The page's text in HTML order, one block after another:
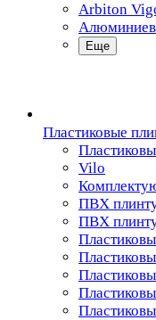
Arbiton
Еще
Пластиковые
Vilo
ПВХ
ПВХ